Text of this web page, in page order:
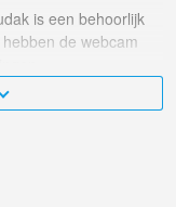
is een behoorlijk
de webcam
aantal plaatsen die